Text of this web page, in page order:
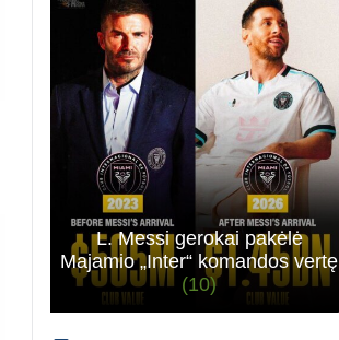
L. Messi gerokai pakėlė
Majamio „Inter“ komandos vertę
(10)